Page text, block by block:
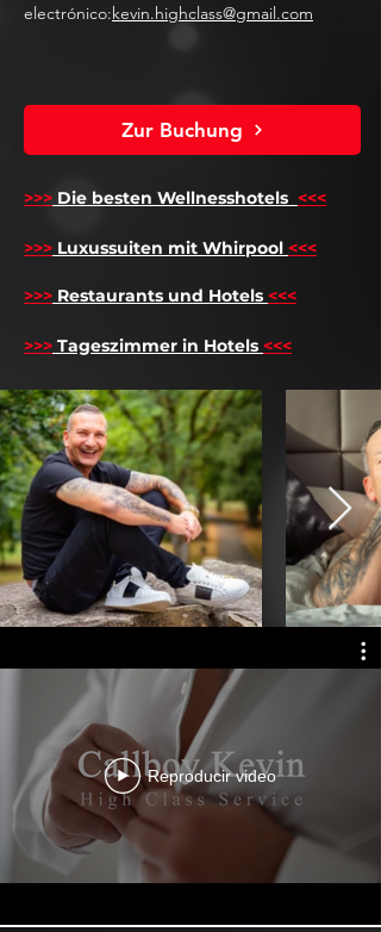
electrónico:kevin.highclass@gmail.com
Zur Buchung
>>> Die besten Wellnesshotels <<<
>>> Luxussuiten mit Whirpool <<<
>>> Restaurants und Hotels <<<
>>> Tageszimmer in Hotels <<<
Reproducir video